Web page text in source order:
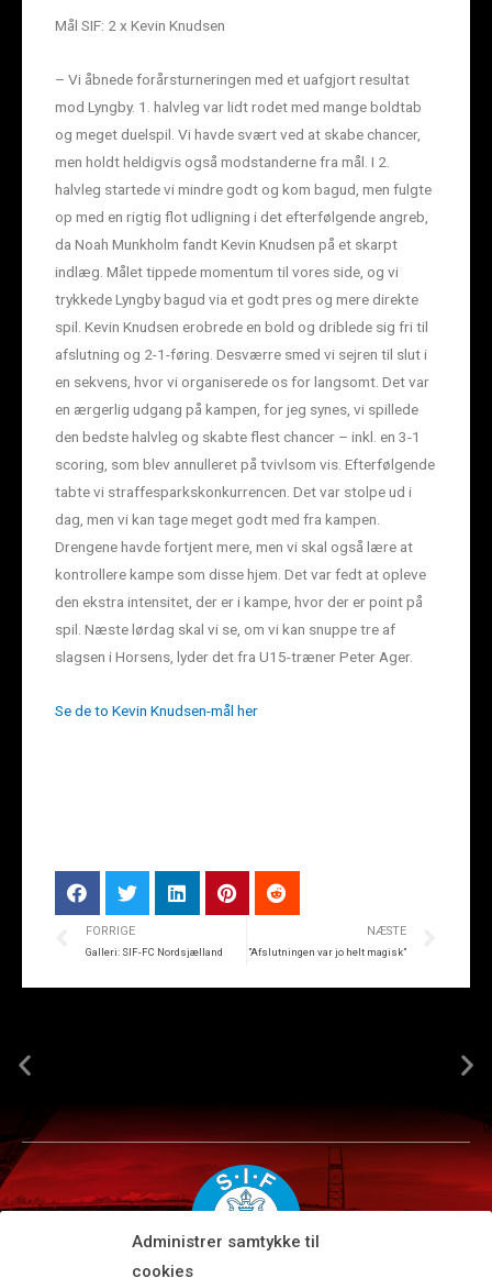
Administrer samtykke til
cookies
Mål SIF: 2 x Kevin Knudsen
– Vi åbnede forårsturneringen med et uafgjort resultat
mod Lyngby. 1. halvleg var lidt rodet med mange boldtab
og meget duelspil. Vi havde svært ved at skabe chancer,
men holdt heldigvis også modstanderne fra mål. I 2.
halvleg startede vi mindre godt og kom bagud, men fulgte
op med en rigtig flot udligning i det efterfølgende angreb,
da Noah Munkholm fandt Kevin Knudsen på et skarpt
indlæg. Målet tippede momentum til vores side, og vi
trykkede Lyngby bagud via et godt pres og mere direkte
spil. Kevin Knudsen erobrede en bold og driblede sig fri til
afslutning og 2-1-føring. Desværre smed vi sejren til slut i
en sekvens, hvor vi organiserede os for langsomt. Det var
en ærgerlig udgang på kampen, for jeg synes, vi spillede
den bedste halvleg og skabte flest chancer – inkl. en 3-1
scoring, som blev annulleret på tvivlsom vis. Efterfølgende
tabte vi straffesparkskonkurrencen. Det var stolpe ud i
dag, men vi kan tage meget godt med fra kampen.
Drengene havde fortjent mere, men vi skal også lære at
kontrollere kampe som disse hjem. Det var fedt at opleve
den ekstra intensitet, der er i kampe, hvor der er point på
spil. Næste lørdag skal vi se, om vi kan snuppe tre af
slagsen i Horsens, lyder det fra U15-træner Peter Ager.
Se de to Kevin Knudsen-mål her
FORRIGE
Galleri: SIF-FC Nordsjælland
NÆSTE
”Afslutningen var jo helt magisk”